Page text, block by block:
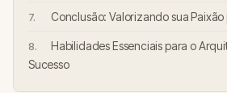
Conclusão: Valorizando sua Paixão
Habilidades Essenciais para o
Sucesso